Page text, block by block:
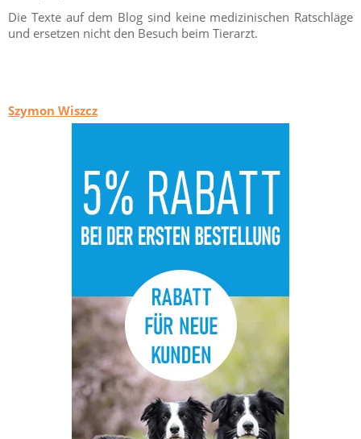
Die Texte auf dem Blog sind keine medizinischen Ratschläge
und ersetzen nicht den Besuch beim Tierarzt.
Szymon Wiszcz